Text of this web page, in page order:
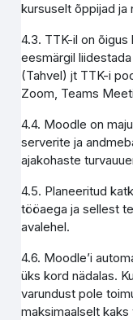
kursuselt õppijad
4.3. TTK-il on
eesmärgil
(Tahvel) jt TTK-i
Zoom, Teams
4.4. Moodle on
serverite ja
ajakohaste
4.5. Planeeritud
tööaega ja sellest
avalehel.
4.6. Moodle’i
üks kord nädalas.
varundust pole
maksimaalselt